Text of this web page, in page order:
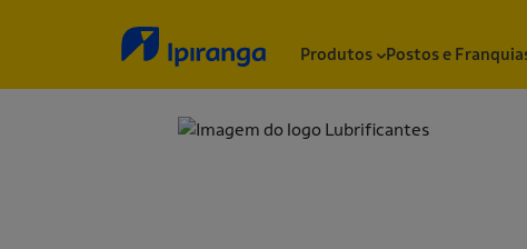
Produtos Postos e